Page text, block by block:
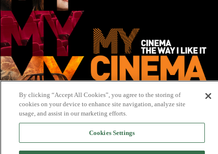
By clicking “Accept All Cookies”, you agree to the storing of
cookies on your device to enhance site navigation, analyze site
usage, and assist in our marketing efforts.
Cookies Settings